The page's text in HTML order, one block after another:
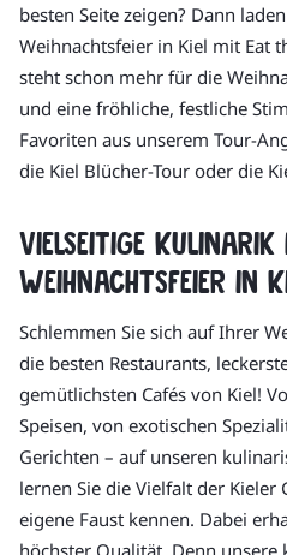
besten Seite zeigen? Dann
Weihnachtsfeier in Kiel mit Eat
steht schon mehr für die
und eine fröhliche, festliche
Favoriten aus unserem Tour-
die Kiel Blücher-Tour oder die
Vielseitige
Weihnachtsfeier in
Schlemmen Sie sich auf Ihrer
die besten Restaurants,
gemütlichsten Cafés von Kiel!
Speisen, von exotischen
Gerichten – auf unseren
lernen Sie die Vielfalt der Kieler
eigene Faust kennen. Dabei